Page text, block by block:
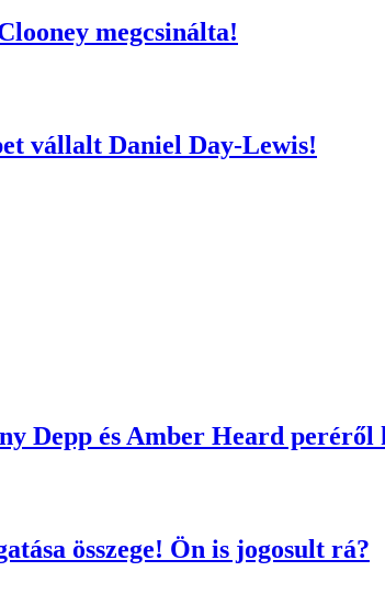
megcsinálta!
vállalt Daniel Day-Lewis!
Depp és Amber Heard
összege! Ön is jogosult rá?